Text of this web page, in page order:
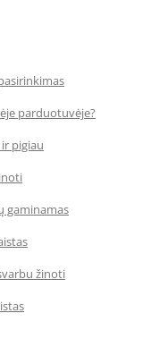
parduotuvėje?
pigiau
gaminamas
žinoti